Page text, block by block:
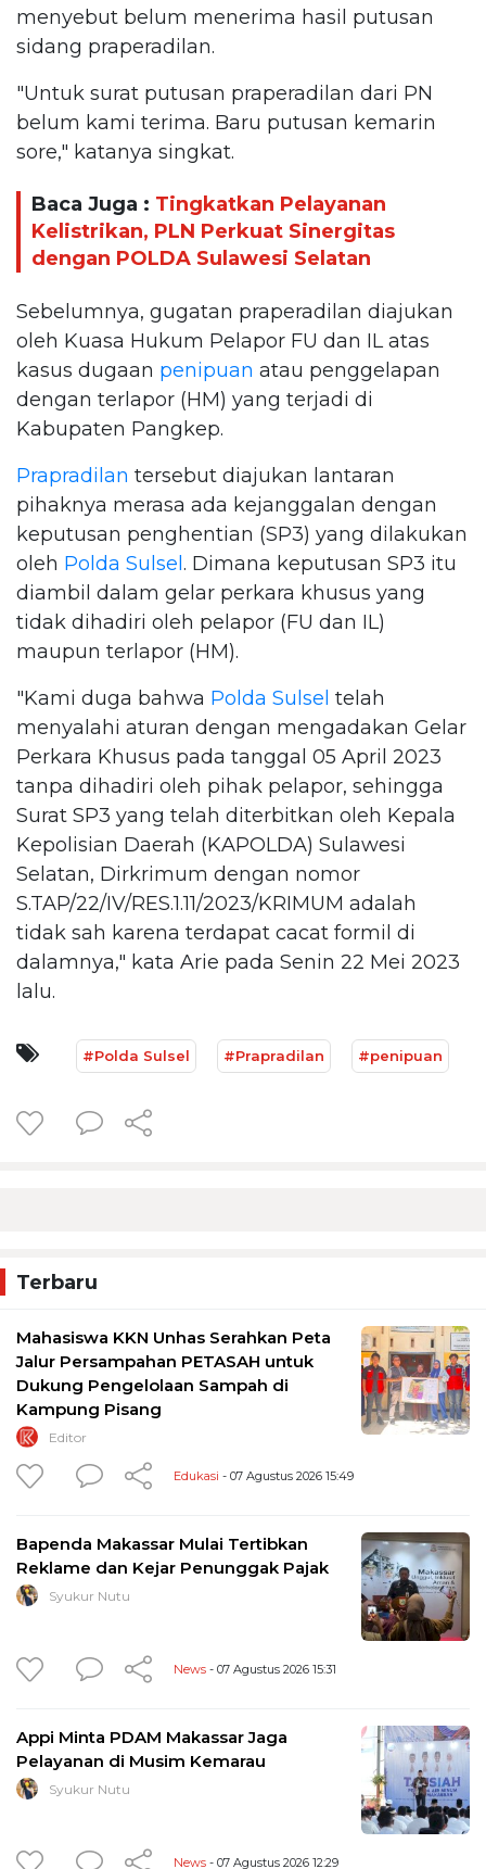
menyebut belum menerima hasil putusan
sidang praperadilan.
"Untuk surat putusan praperadilan dari PN
belum kami terima. Baru putusan kemarin
sore," katanya singkat.
Baca Juga : Tingkatkan Pelayanan
Kelistrikan, PLN Perkuat Sinergitas
dengan POLDA Sulawesi Selatan
Sebelumnya, gugatan praperadilan diajukan
oleh Kuasa Hukum Pelapor FU dan IL atas
kasus dugaan penipuan atau penggelapan
dengan terlapor (HM) yang terjadi di
Kabupaten Pangkep.
Prapradilan tersebut diajukan lantaran
pihaknya merasa ada kejanggalan dengan
keputusan penghentian (SP3) yang dilakukan
oleh Polda Sulsel . Dimana keputusan SP3 itu
diambil dalam gelar perkara khusus yang
tidak dihadiri oleh pelapor (FU dan IL)
maupun terlapor (HM).
"Kami duga bahwa Polda Sulsel telah
menyalahi aturan dengan mengadakan Gelar
Perkara Khusus pada tanggal 05 April 2023
tanpa dihadiri oleh pihak pelapor, sehingga
Surat SP3 yang telah diterbitkan oleh Kepala
Kepolisian Daerah (KAPOLDA) Sulawesi
Selatan, Dirkrimum dengan nomor
S.TAP/22/IV/RES.1.11/2023/KRIMUM adalah
tidak sah karena terdapat cacat formil di
dalamnya," kata Arie pada Senin 22 Mei 2023
lalu.
#Polda Sulsel #Prapradilan #penipuan
Terbaru
Mahasiswa KKN Unhas Serahkan Peta
Jalur Persampahan PETASAH untuk
Dukung Pengelolaan Sampah di
Kampung Pisang
Editor
Edukasi - 07 Agustus 2026 15:49
Bapenda Makassar Mulai Tertibkan
Reklame dan Kejar Penunggak Pajak
Syukur Nutu
News - 07 Agustus 2026 15:31
Appi Minta PDAM Makassar Jaga
Pelayanan di Musim Kemarau
Syukur Nutu
News - 07 Agustus 2026 12:29